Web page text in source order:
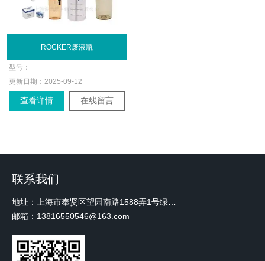
ROCKER废液瓶
型号：
更新日期： 2025-09-12
查看详情 在线留言
联系我们
邮箱：13816550546@163.com